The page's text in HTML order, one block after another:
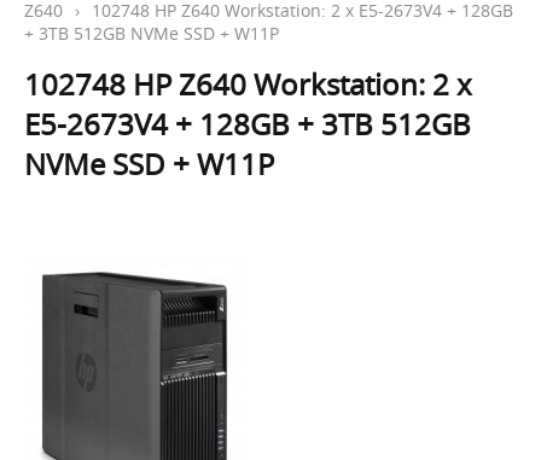
Z640 › 102748 HP Z640 Workstation: 2 x E5-2673V4 + 128GB
+ 3TB 512GB NVMe SSD + W11P
102748 HP Z640 Workstation: 2 x
E5-2673V4 + 128GB + 3TB 512GB
NVMe SSD + W11P